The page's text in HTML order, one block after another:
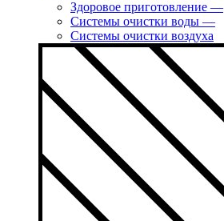
Здоровое приготовление —
Системы очистки воды —
Системы очистки воздуха